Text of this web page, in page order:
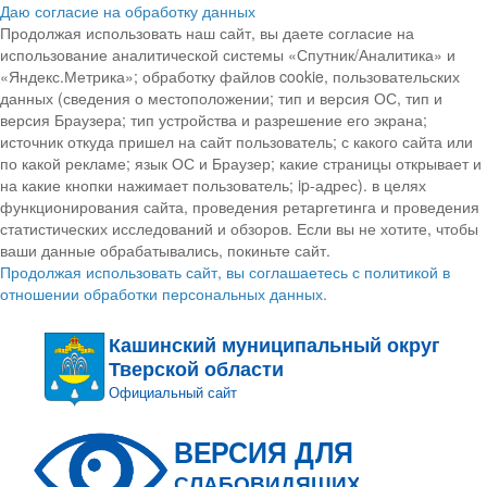
Даю согласие на обработку данных
Продолжая использовать наш сайт, вы даете согласие на
использование аналитической системы «Спутник/Аналитика» и
«Яндекс.Метрика»; обработку файлов cookie, пользовательских
данных (сведения о местоположении; тип и версия ОС, тип и
версия Браузера; тип устройства и разрешение его экрана;
источник откуда пришел на сайт пользователь; с какого сайта или
по какой рекламе; язык ОС и Браузер; какие страницы открывает и
на какие кнопки нажимает пользователь; ip-адрес). в целях
функционирования сайта, проведения ретаргетинга и проведения
статистических исследований и обзоров. Если вы не хотите, чтобы
ваши данные обрабатывались, покиньте сайт.
Продолжая использовать сайт, вы соглашаетесь с политикой в
отношении обработки персональных данных.